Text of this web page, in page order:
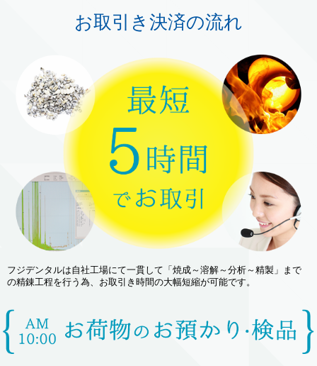
お取引き決済の流れ
フジデンタルは自社工場にて一貫して「焼成～溶解～分析～精製」まで
の精錬工程を行う為、お取引き時間の大幅短縮が可能です。